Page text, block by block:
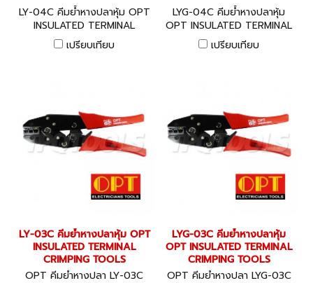
LY-04C คีมย้ำหางปลาหุ้ม OPT
INSULATED TERMINAL
CRIMPING TOOLS
เปรียบเทียบ
LYG-04C คีมย้ำหางปลาหุ้ม
OPT INSULATED TERMINAL
CRIMPING TOOLS
เปรียบเทียบ
LY-03C คีมย้ำหางปลาหุ้ม OPT
INSULATED TERMINAL
CRIMPING TOOLS
OPT คีมย้ำหางปลา LY-03C
LYG-03C คีมย้ำหางปลาหุ้ม
OPT INSULATED TERMINAL
CRIMPING TOOLS
OPT คีมย้ำหางปลา LYG-03C